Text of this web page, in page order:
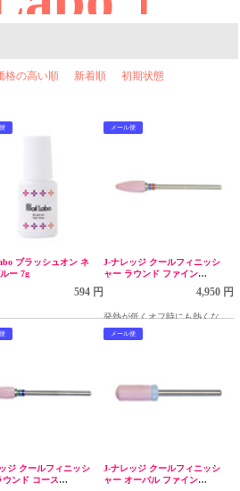
格の高い順 新着順 初期状態
ブラッシュオン ネ
ー 7g
594 円
メール便
J-ナレッジ クールフィニッシ
ャー ラウンド ファイン
4,950 円
発熱が低くオフ時にも熱くなり
にくいビット
ジ クールフィニッシ
ウンド コース
メール便
J-ナレッジ クールフィニッシ
ャー オーバル ファイン